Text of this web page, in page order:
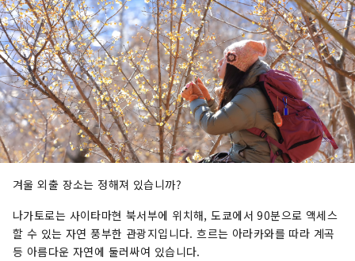
겨울 외출 장소는 정해져 있습니까?
나가토로는 사이타마현 북서부에 위치해, 도쿄에서 90분으로 액세스
할 수 있는 자연 풍부한 관광지입니다. 흐르는 아라카와를 따라 계곡
등 아름다운 자연에 둘러싸여 있습니다.